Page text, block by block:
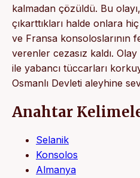
kalmadan çözüldü. Bu
çıkarttıkları halde onlara
ve Fransa konsoloslarının
verenler cezasız kaldı.
ile yabancı tüccarları
Osmanlı Devleti aleyhine
Anahtar
Selanik
Konsolos
Almanya